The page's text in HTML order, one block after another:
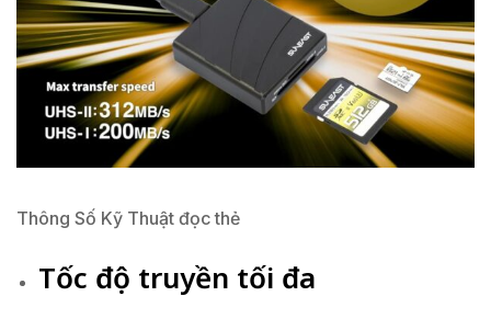
Thông Số Kỹ Thuật đọc thẻ
Tốc độ truyền tối đa